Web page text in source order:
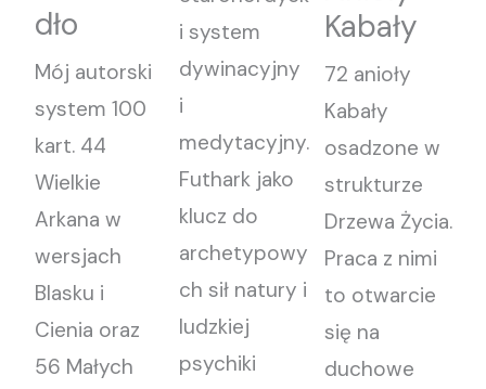
dło
Mój autorski
system 100
kart. 44
Wielkie
Arkana w
wersjach
Blasku i
Cienia oraz
56 Małych
i system
dywinacyjny
i
medytacyjny.
Futhark jako
klucz do
archetypowy
ch sił natury i
ludzkiej
psychiki
Kabały
72 anioły
Kabały
osadzone w
strukturze
Drzewa Życia.
Praca z nimi
to otwarcie
się na
duchowe